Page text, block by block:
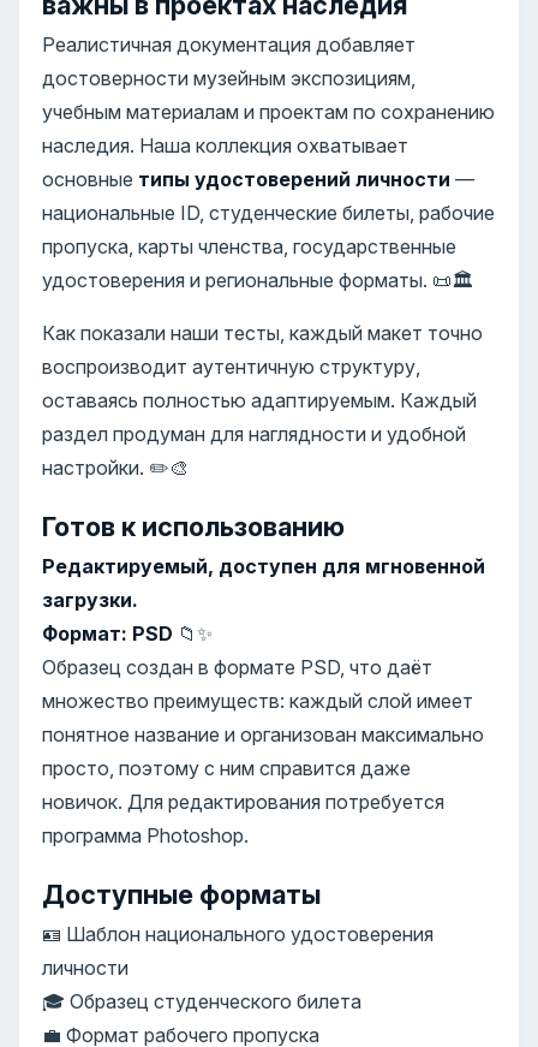
Реалистичная документация добавляет
достоверности музейным экспозициям,
учебным материалам и проектам по сохранению
наследия. Наша коллекция охватывает
основные типы удостоверений личности —
национальные ID, студенческие билеты, рабочие
пропуска, карты членства, государственные
удостоверения и региональные форматы. 📜🏛️
Как показали наши тесты, каждый макет точно
воспроизводит аутентичную структуру,
оставаясь полностью адаптируемым. Каждый
раздел продуман для наглядности и удобной
настройки. ✏️🎨
Готов к использованию
Редактируемый, доступен для мгновенной
загрузки.
Формат: PSD 📁✨
Образец создан в формате PSD, что даёт
множество преимуществ: каждый слой имеет
понятное название и организован максимально
просто, поэтому с ним справится даже
новичок. Для редактирования потребуется
программа Photoshop.
Доступные форматы
🪪 Шаблон национального удостоверения
личности
🎓 Образец студенческого билета
💼 Формат рабочего пропуска